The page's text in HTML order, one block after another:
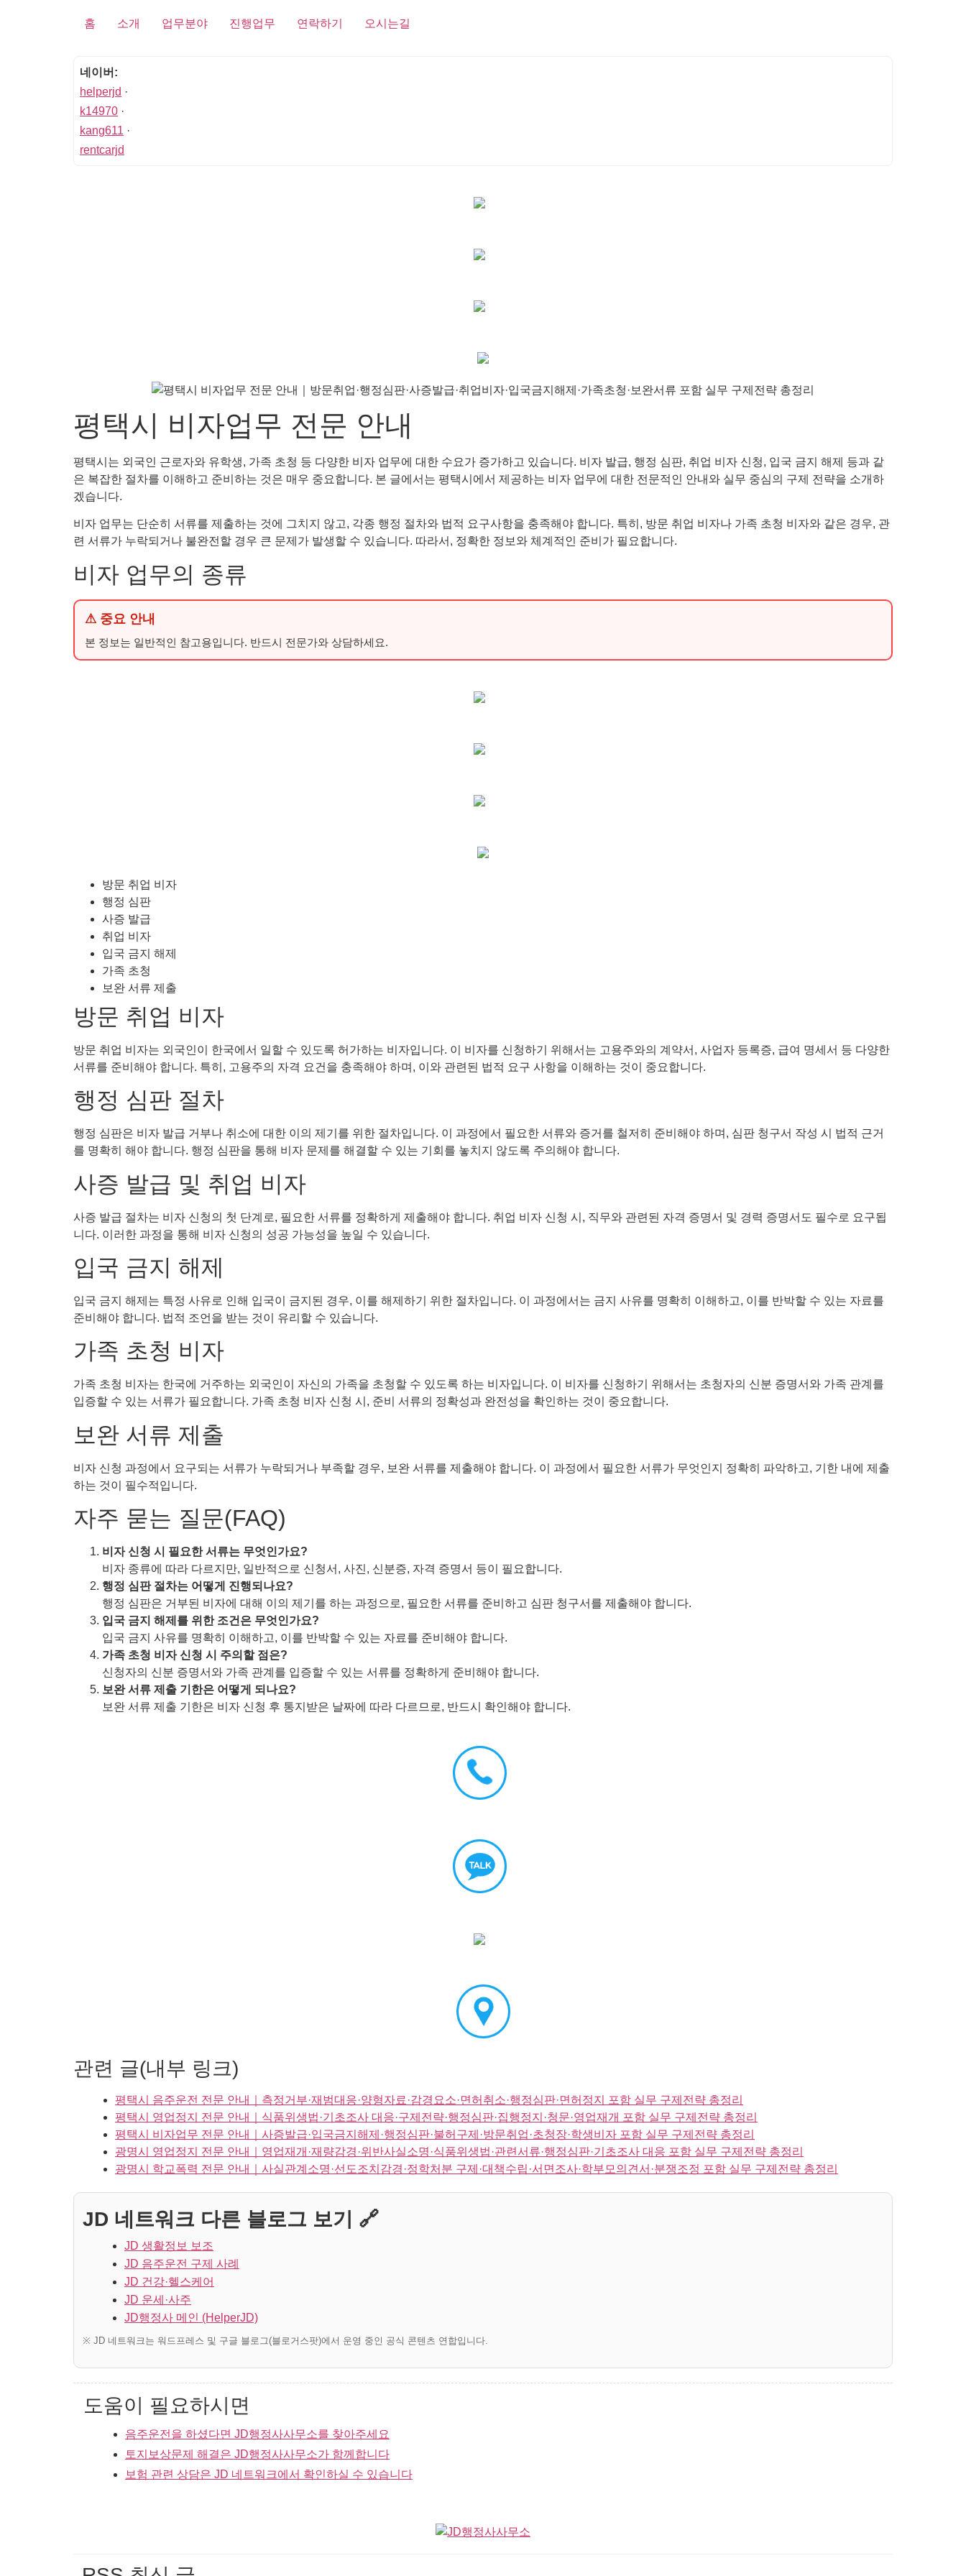
홈 소개 업무분야 진행업무 연락하기 오시는길
네이버:
helperjd ·
k14970 ·
kang611 ·
rentcarjd
평택시 비자업무 전문 안내
평택시는 외국인 근로자와 유학생, 가족 초청 등 다양한 비자 업무에 대한 수요가 증가하고 있습니다. 비자 발급, 행정 심판, 취업 비자 신청, 입국 금지 해제 등과 같
은 복잡한 절차를 이해하고 준비하는 것은 매우 중요합니다. 본 글에서는 평택시에서 제공하는 비자 업무에 대한 전문적인 안내와 실무 중심의 구제 전략을 소개하
겠습니다.
비자 업무는 단순히 서류를 제출하는 것에 그치지 않고, 각종 행정 절차와 법적 요구사항을 충족해야 합니다. 특히, 방문 취업 비자나 가족 초청 비자와 같은 경우, 관
련 서류가 누락되거나 불완전할 경우 큰 문제가 발생할 수 있습니다. 따라서, 정확한 정보와 체계적인 준비가 필요합니다.
비자 업무의 종류
⚠ 중요 안내
본 정보는 일반적인 참고용입니다. 반드시 전문가와 상담하세요.
방문 취업 비자
행정 심판
사증 발급
취업 비자
입국 금지 해제
가족 초청
보완 서류 제출
방문 취업 비자
방문 취업 비자는 외국인이 한국에서 일할 수 있도록 허가하는 비자입니다. 이 비자를 신청하기 위해서는 고용주와의 계약서, 사업자 등록증, 급여 명세서 등 다양한
서류를 준비해야 합니다. 특히, 고용주의 자격 요건을 충족해야 하며, 이와 관련된 법적 요구 사항을 이해하는 것이 중요합니다.
행정 심판 절차
행정 심판은 비자 발급 거부나 취소에 대한 이의 제기를 위한 절차입니다. 이 과정에서 필요한 서류와 증거를 철저히 준비해야 하며, 심판 청구서 작성 시 법적 근거
를 명확히 해야 합니다. 행정 심판을 통해 비자 문제를 해결할 수 있는 기회를 놓치지 않도록 주의해야 합니다.
사증 발급 및 취업 비자
사증 발급 절차는 비자 신청의 첫 단계로, 필요한 서류를 정확하게 제출해야 합니다. 취업 비자 신청 시, 직무와 관련된 자격 증명서 및 경력 증명서도 필수로 요구됩
니다. 이러한 과정을 통해 비자 신청의 성공 가능성을 높일 수 있습니다.
입국 금지 해제
입국 금지 해제는 특정 사유로 인해 입국이 금지된 경우, 이를 해제하기 위한 절차입니다. 이 과정에서는 금지 사유를 명확히 이해하고, 이를 반박할 수 있는 자료를
준비해야 합니다. 법적 조언을 받는 것이 유리할 수 있습니다.
가족 초청 비자
가족 초청 비자는 한국에 거주하는 외국인이 자신의 가족을 초청할 수 있도록 하는 비자입니다. 이 비자를 신청하기 위해서는 초청자의 신분 증명서와 가족 관계를
입증할 수 있는 서류가 필요합니다. 가족 초청 비자 신청 시, 준비 서류의 정확성과 완전성을 확인하는 것이 중요합니다.
보완 서류 제출
비자 신청 과정에서 요구되는 서류가 누락되거나 부족할 경우, 보완 서류를 제출해야 합니다. 이 과정에서 필요한 서류가 무엇인지 정확히 파악하고, 기한 내에 제출
하는 것이 필수적입니다.
자주 묻는 질문(FAQ)
비자 신청 시 필요한 서류는 무엇인가요?
비자 종류에 따라 다르지만, 일반적으로 신청서, 사진, 신분증, 자격 증명서 등이 필요합니다.
행정 심판 절차는 어떻게 진행되나요?
행정 심판은 거부된 비자에 대해 이의 제기를 하는 과정으로, 필요한 서류를 준비하고 심판 청구서를 제출해야 합니다.
입국 금지 해제를 위한 조건은 무엇인가요?
입국 금지 사유를 명확히 이해하고, 이를 반박할 수 있는 자료를 준비해야 합니다.
가족 초청 비자 신청 시 주의할 점은?
신청자의 신분 증명서와 가족 관계를 입증할 수 있는 서류를 정확하게 준비해야 합니다.
보완 서류 제출 기한은 어떻게 되나요?
보완 서류 제출 기한은 비자 신청 후 통지받은 날짜에 따라 다르므로, 반드시 확인해야 합니다.
관련 글(내부 링크)
평택시 음주운전 전문 안내｜측정거부·재범대응·양형자료·감경요소·면허취소·행정심판·면허정지 포함 실무 구제전략 총정리
평택시 영업정지 전문 안내｜식품위생법·기초조사 대응·구제전략·행정심판·집행정지·청문·영업재개 포함 실무 구제전략 총정리
평택시 비자업무 전문 안내｜사증발급·입국금지해제·행정심판·불허구제·방문취업·초청장·학생비자 포함 실무 구제전략 총정리
광명시 영업정지 전문 안내｜영업재개·재량감경·위반사실소명·식품위생법·관련서류·행정심판·기초조사 대응 포함 실무 구제전략 총정리
광명시 학교폭력 전문 안내｜사실관계소명·선도조치감경·정학처분 구제·대책수립·서면조사·학부모의견서·분쟁조정 포함 실무 구제전략 총정리
JD 네트워크 다른 블로그 보기 🔗
JD 생활정보 보조
JD 음주운전 구제 사례
JD 건강·헬스케어
JD 운세·사주
JD행정사 메인 (HelperJD)
※ JD 네트워크는 워드프레스 및 구글 블로그(블로거스팟)에서 운영 중인 공식 콘텐츠 연합입니다.
도움이 필요하시면
음주운전을 하셨다면 JD행정사사무소를 찾아주세요
토지보상문제 해결은 JD행정사사무소가 함께합니다
보험 관련 상담은 JD 네트워크에서 확인하실 수 있습니다